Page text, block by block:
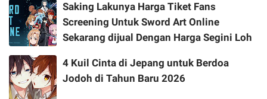
Saking Lakunya Harga Tiket Fans
Screening Untuk Sword Art Online
Sekarang dijual Dengan Harga Segini Loh
4 Kuil Cinta di Jepang untuk Berdoa
Jodoh di Tahun Baru 2026